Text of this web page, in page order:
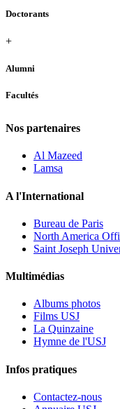
Doctorants
+
Alumni
Facultés
Nos partenaires
Al Mazeed
Lamsa
A l'International
Bureau de Paris
North America
Saint Joseph
Multimédias
Albums photos
Films USJ
La Quinzaine
Hymne de l'USJ
Infos pratiques
Contactez-nous